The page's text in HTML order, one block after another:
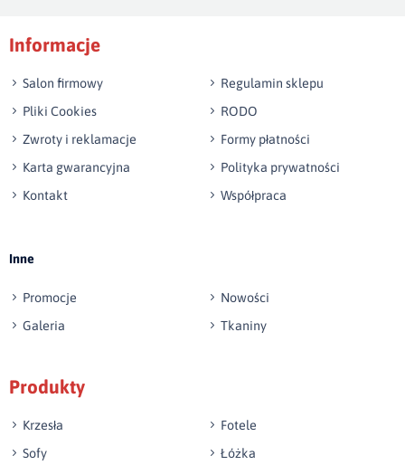
Wyślij opinię
Informacje
Salon firmowy
Regulamin sklepu
Pliki Cookies
RODO
Zwroty i reklamacje
Formy płatności
Karta gwarancyjna
Polityka prywatności
Kontakt
Współpraca
Inne
Promocje
Nowości
Galeria
Tkaniny
Produkty
Krzesła
Fotele
Sofy
Łóżka